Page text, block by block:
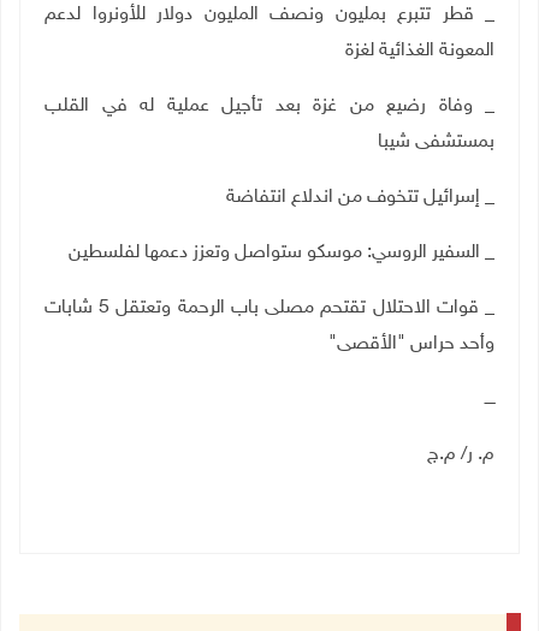
_ قطر تتبرع بمليون ونصف المليون دولار للأونروا لدعم
المعونة الغذائية لغزة
_ وفاة رضيع من غزة بعد تأجيل عملية له في القلب
بمستشفى شيبا
_ إسرائيل تتخوف من اندلاع انتفاضة
_ السفير الروسي: موسكو ستواصل وتعزز دعمها لفلسطين
_ قوات الاحتلال تقتحم مصلى باب الرحمة وتعتقل 5 شابات
وأحد حراس "الأقصى"
ــــ
م. ر/ م.ج